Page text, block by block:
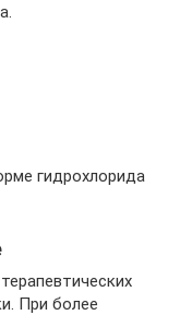
гидрохлорида
При более